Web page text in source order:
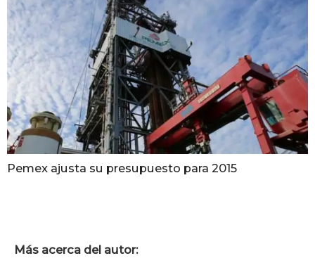
Pemex ajusta su presupuesto para 2015
Más acerca del autor: